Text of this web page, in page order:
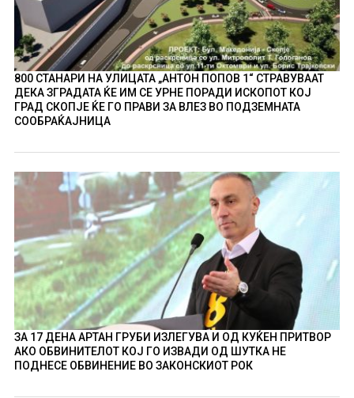
800 СТАНАРИ НА УЛИЦАТА „АНТОН ПОПОВ 1“ СТРАВУВААТ
ДЕКА ЗГРАДАТА ЌЕ ИМ СЕ УРНЕ ПОРАДИ ИСКОПОТ КОЈ
ГРАД СКОПЈЕ ЌЕ ГО ПРАВИ ЗА ВЛЕЗ ВО ПОДЗЕМНАТА
СООБРАЌАЈНИЦА
ЗА 17 ДЕНА АРТАН ГРУБИ ИЗЛЕГУВА И ОД КУЌЕН ПРИТВОР
АКО ОБВИНИТЕЛОТ КОЈ ГО ИЗВАДИ ОД ШУТКА НЕ
ПОДНЕСЕ ОБВИНЕНИЕ ВО ЗАКОНСКИОТ РОК